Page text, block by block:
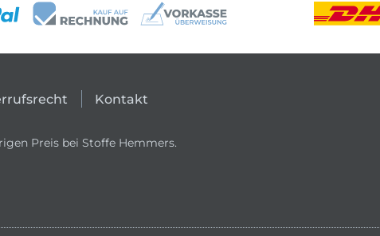
Kontakt
Preis bei Stoffe Hemmers.